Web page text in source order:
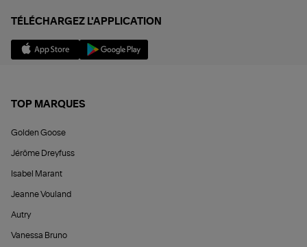
TÉLÉCHARGEZ L'APPLICATION
TOP MARQUES
Golden Goose
Jérôme Dreyfuss
Isabel Marant
Jeanne Vouland
Autry
Vanessa Bruno